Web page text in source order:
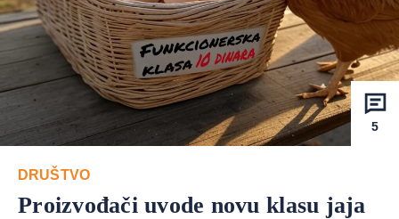
5
DRUŠTVO
Proizvođači uvode novu klasu jaja